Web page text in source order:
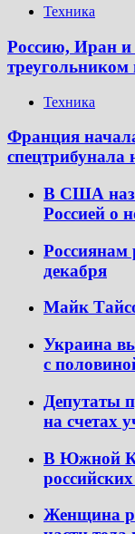
Техника
Россию, Иран
Техника
Франция
спецтрибунала
В США
Россией о
Россиянам
декабря
Майк
Украина
с
Депутаты
на счетах
В Южной
Женщина